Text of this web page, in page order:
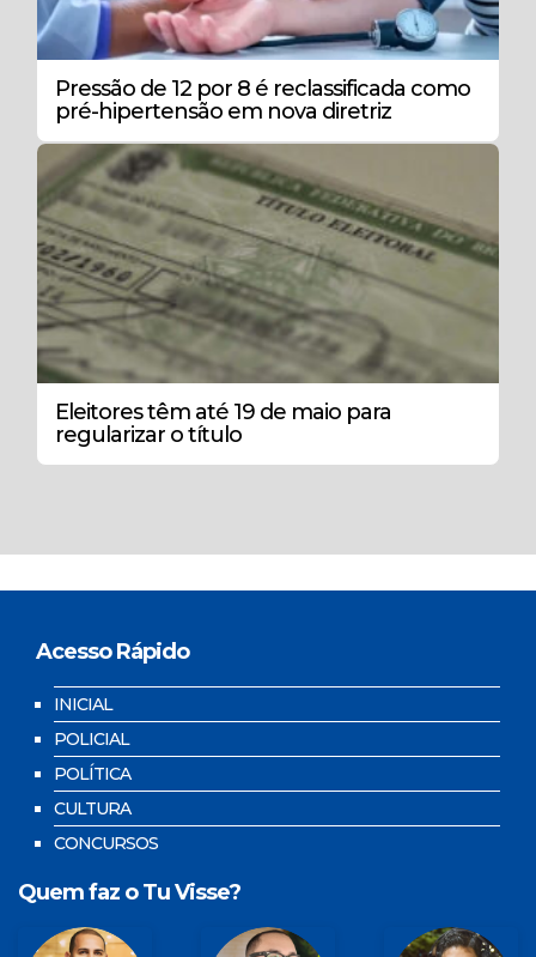
Pressão de 12 por 8 é reclassificada como
pré-hipertensão em nova diretriz
Eleitores têm até 19 de maio para
regularizar o título
Acesso Rápido
INICIAL
POLICIAL
POLÍTICA
CULTURA
CONCURSOS
Quem faz o Tu Visse?